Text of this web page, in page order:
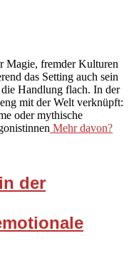
Magie, fremder Kulturen
das Setting auch sein
Handlung flach. In der
mit der Welt verknüpft:
oder mythische
Mehr davon?
der